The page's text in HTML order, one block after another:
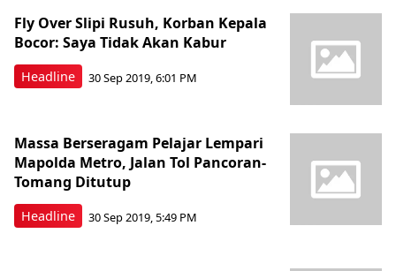
Headline
Fly Over Slipi Rusuh, Korban Kepala
Bocor: Saya Tidak Akan Kabur
30 Sep 2019, 6:01 PM
Headline
Massa Berseragam Pelajar Lempari
Mapolda Metro, Jalan Tol Pancoran-
Tomang Ditutup
30 Sep 2019, 5:49 PM